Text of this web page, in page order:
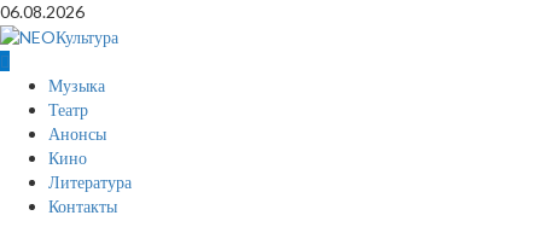
Перейти
к
содержимому
06.08.2026
Основное
меню
Музыка
Театр
Анонсы
Кино
Литература
Контакты